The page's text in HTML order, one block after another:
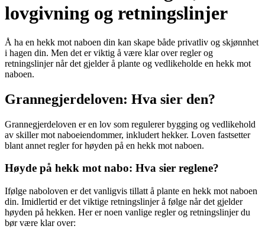
lovgivning og retningslinjer
Å ha en hekk mot naboen din kan skape både privatliv og skjønnhet
i hagen din. Men det er viktig å være klar over regler og
retningslinjer når det gjelder å plante og vedlikeholde en hekk mot
naboen.
Grannegjerdeloven: Hva sier den?
Grannegjerdeloven er en lov som regulerer bygging og vedlikehold
av skiller mot naboeiendommer, inkludert hekker. Loven fastsetter
blant annet regler for høyden på en hekk mot naboen.
Høyde på hekk mot nabo: Hva sier reglene?
Ifølge naboloven er det vanligvis tillatt å plante en hekk mot naboen
din. Imidlertid er det viktige retningslinjer å følge når det gjelder
høyden på hekken. Her er noen vanlige regler og retningslinjer du
bør være klar over: